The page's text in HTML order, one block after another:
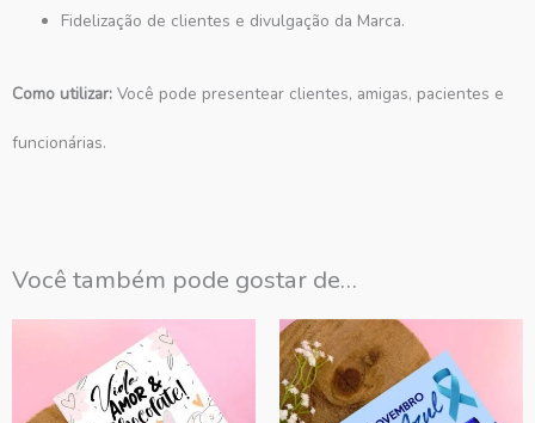
Fidelização de clientes e divulgação da Marca.
Como utilizar: Você pode presentear clientes, amigas, pacientes e
funcionárias.
Você também pode gostar de…